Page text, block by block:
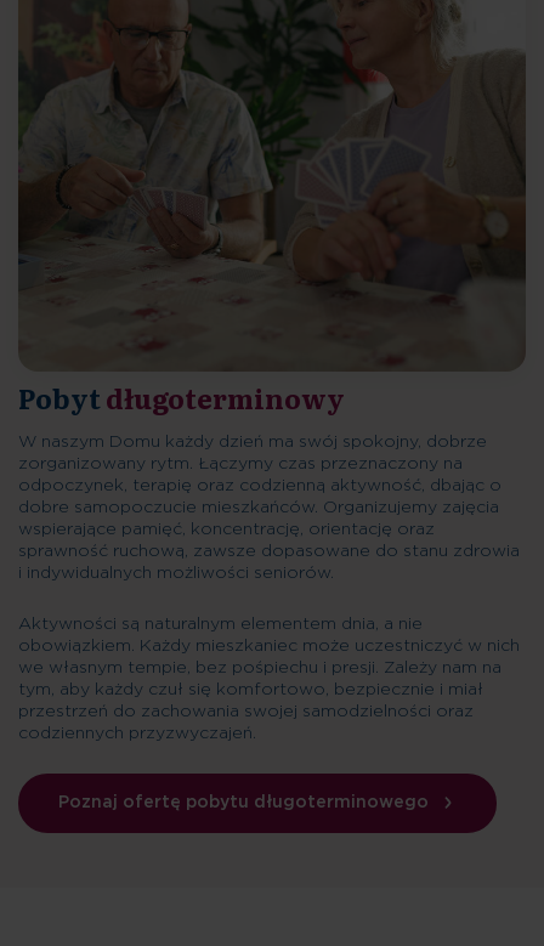
Pobytdługoterminowy
W naszym Domu każdy dzień ma swój spokojny, dobrze
zorganizowany rytm. Łączymy czas przeznaczony na
odpoczynek, terapię oraz codzienną aktywność, dbając o
dobre samopoczucie mieszkańców. Organizujemy zajęcia
wspierające pamięć, koncentrację, orientację oraz
sprawność ruchową, zawsze dopasowane do stanu zdrowia
i indywidualnych możliwości seniorów.
Aktywności są naturalnym elementem dnia, a nie
obowiązkiem. Każdy mieszkaniec może uczestniczyć w nich
we własnym tempie, bez pośpiechu i presji. Zależy nam na
tym, aby każdy czuł się komfortowo, bezpiecznie i miał
przestrzeń do zachowania swojej samodzielności oraz
codziennych przyzwyczajeń.
Poznaj ofertę pobytu długoterminowego